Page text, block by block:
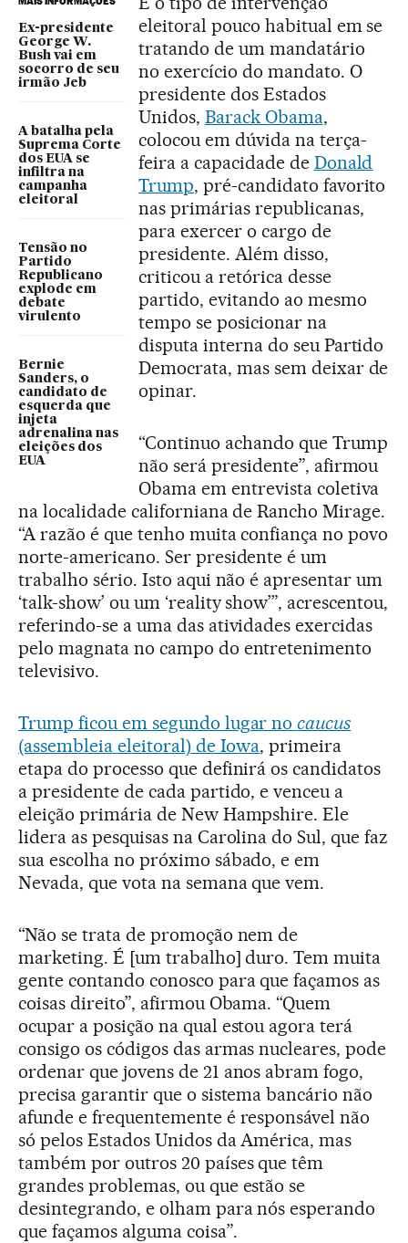
Ex-presidente
George W.
Bush vai em
socorro de seu
irmão Jeb
A batalha pela
Suprema Corte
dos EUA se
infiltra na
campanha
eleitoral
Tensão no
Partido
Republicano
explode em
debate
virulento
Bernie
Sanders, o
candidato de
esquerda que
injeta
adrenalina nas
eleições dos
EUA
eleitoral pouco habitual em se
tratando de um mandatário
no exercício do mandato. O
presidente dos Estados
Unidos, Barack Obama,
colocou em dúvida na terça-
feira a capacidade de Donald
Trump, pré-candidato favorito
nas primárias republicanas,
para exercer o cargo de
presidente. Além disso,
criticou a retórica desse
partido, evitando ao mesmo
tempo se posicionar na
disputa interna do seu Partido
Democrata, mas sem deixar de
opinar.
“Continuo achando que Trump
não será presidente”, afirmou
Obama em entrevista coletiva
na localidade californiana de Rancho Mirage.
“A razão é que tenho muita confiança no povo
norte-americano. Ser presidente é um
trabalho sério. Isto aqui não é apresentar um
‘talk-show’ ou um ‘reality show’”, acrescentou,
referindo-se a uma das atividades exercidas
pelo magnata no campo do entretenimento
televisivo.
Trump ficou em segundo lugar nocaucus
(assembleia eleitoral) de Iowa, primeira
etapa do processo que definirá os candidatos
a presidente de cada partido, e venceu a
eleição primária de New Hampshire. Ele
lidera as pesquisas na Carolina do Sul, que faz
sua escolha no próximo sábado, e em
Nevada, que vota na semana que vem.
“Não se trata de promoção nem de
marketing. É [um trabalho] duro. Tem muita
gente contando conosco para que façamos as
coisas direito”, afirmou Obama. “Quem
ocupar a posição na qual estou agora terá
consigo os códigos das armas nucleares, pode
ordenar que jovens de 21 anos abram fogo,
precisa garantir que o sistema bancário não
afunde e frequentemente é responsável não
só pelos Estados Unidos da América, mas
também por outros 20 países que têm
grandes problemas, ou que estão se
desintegrando, e olham para nós esperando
que façamos alguma coisa”.